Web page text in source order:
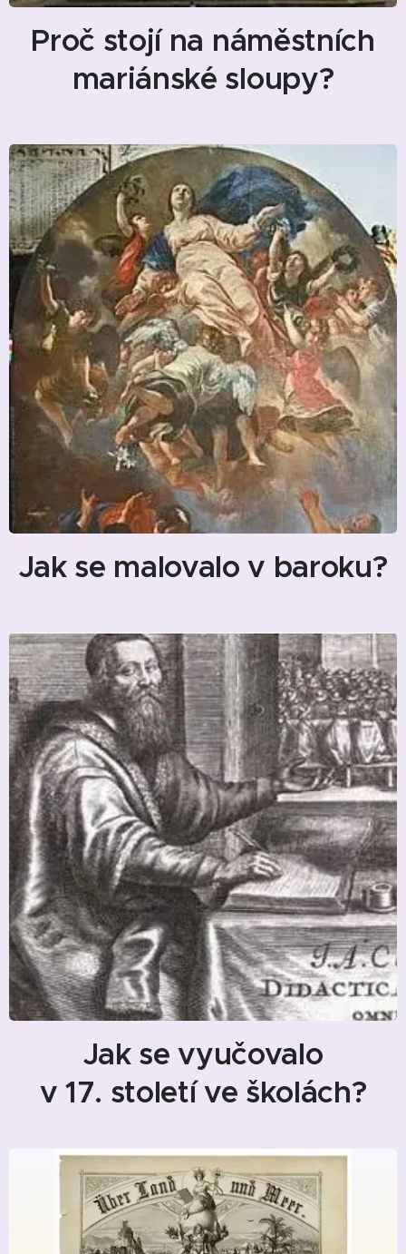
Proč stojí na náměstních
mariánské sloupy?
Jak se malovalo v baroku?
Jak se vyučovalo
v 17. století ve školách?